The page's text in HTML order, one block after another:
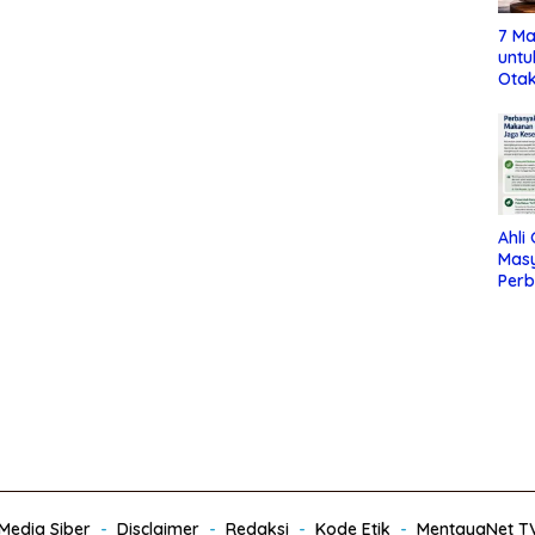
7
Ahli
Siber Disclaimer Redaksi Kode Etik MentayaNet